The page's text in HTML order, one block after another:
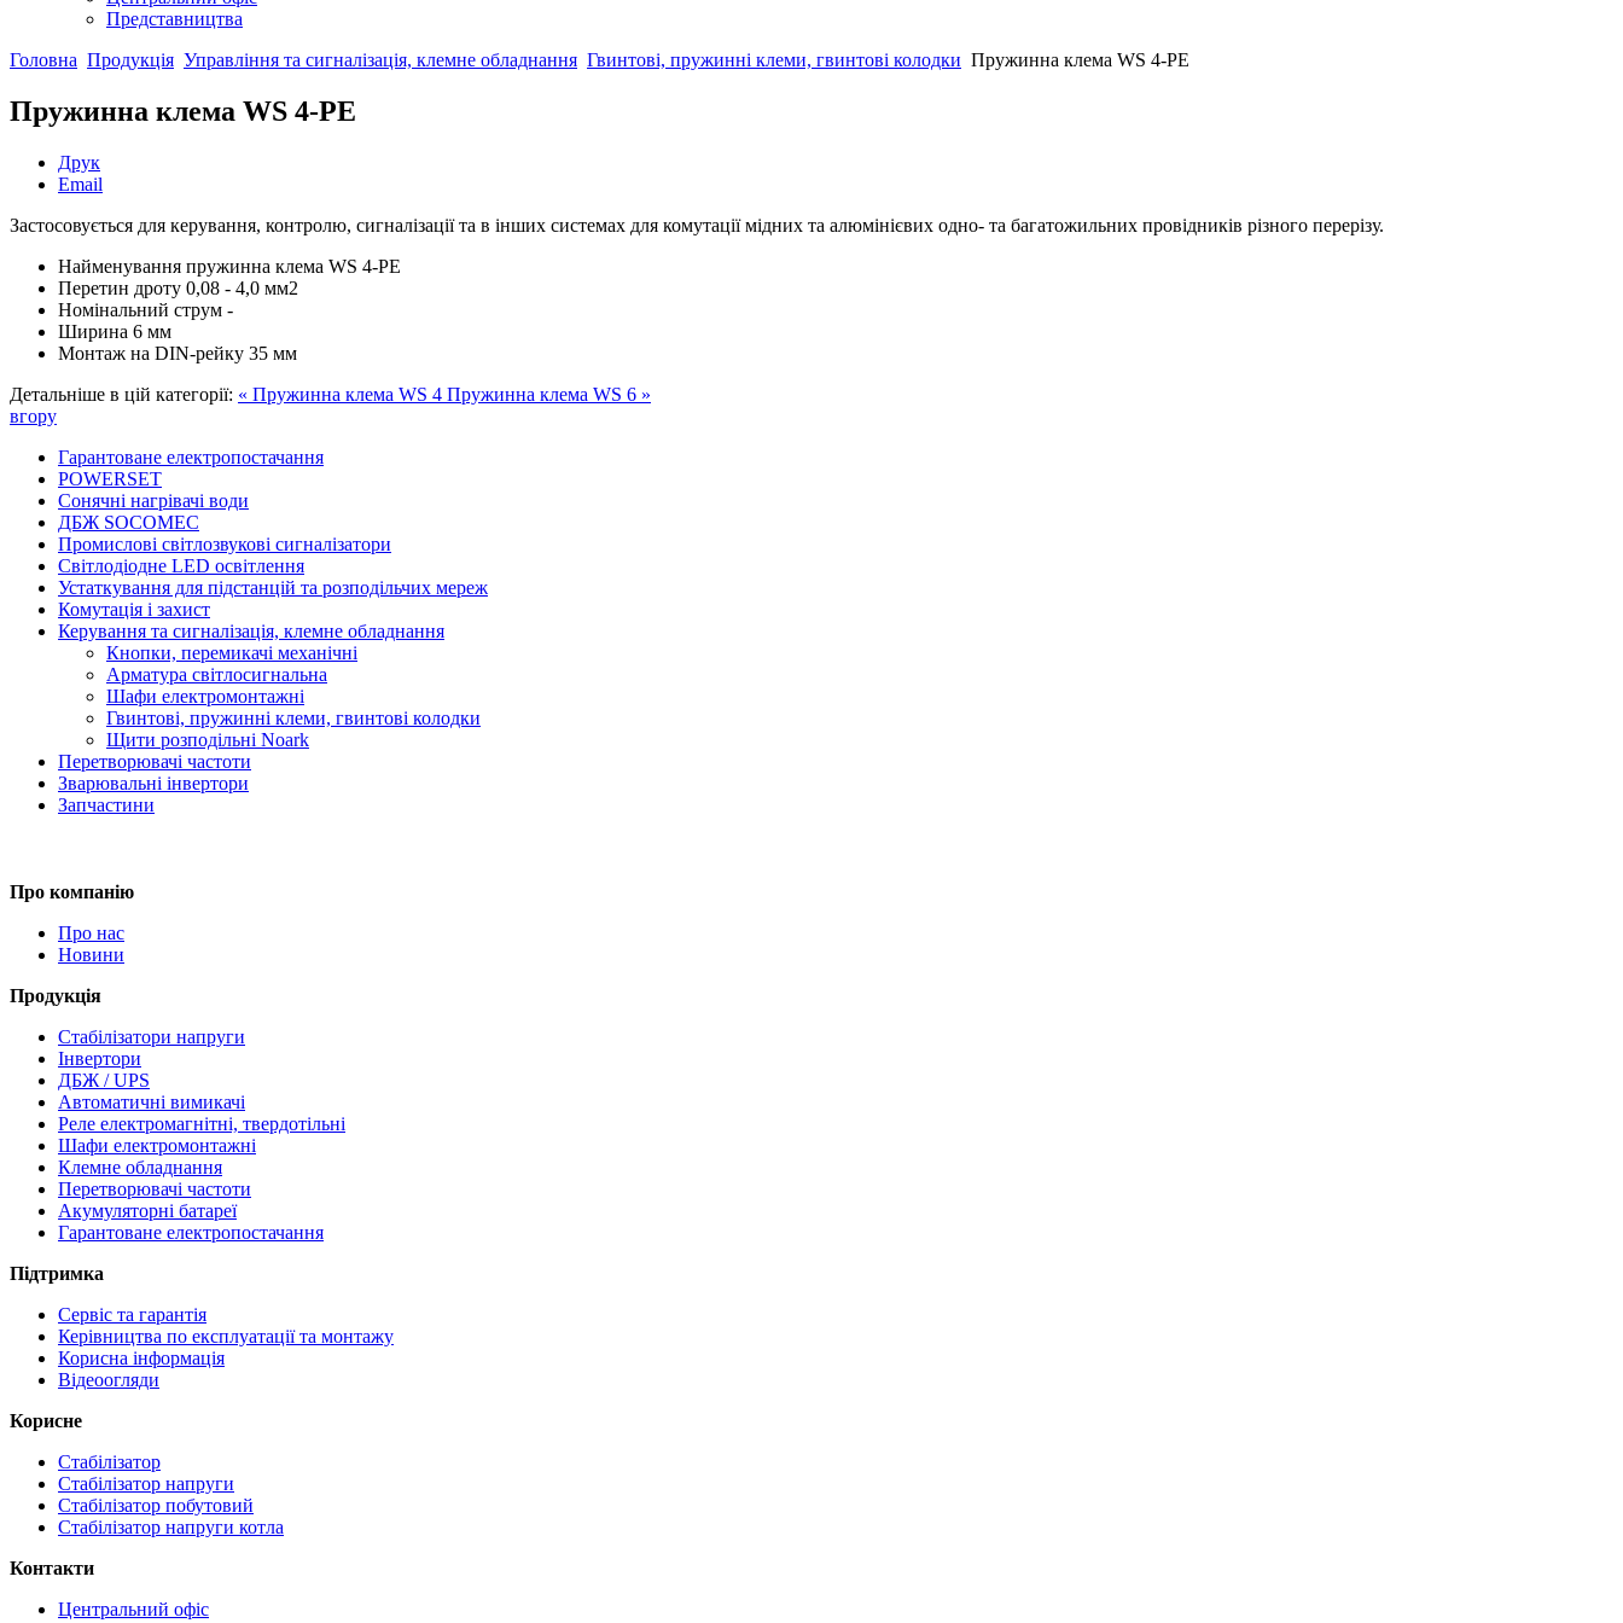
Представництва
Головна Продукція Управління та сигналізація, клемне обладнання Гвинтові, пружинні клеми, гвинтові колодки Пружинна клема WS 4-PE
Пружинна клема WS 4-PE
Друк
Email
Застосовується для керування, контролю, сигналізації та в інших системах для комутації мідних та алюмінієвих одно- та багатожильних провідників різного перерізу.
Найменування пружинна клема WS 4-PE
Перетин дроту 0,08 - 4,0 мм2
Номінальний струм -
Ширина 6 мм
Монтаж на DIN-рейку 35 мм
Детальніше в цій категорії: « Пружинна клема WS 4 Пружинна клема WS 6 »
вгору
Гарантоване електропостачання
POWERSET
Сонячні нагрівачі води
ДБЖ SOCOMEC
Промислові світлозвукові сигналізатори
Світлодіодне LED освітлення
Устаткування для підстанцій та розподільчих мереж
Комутація і захист
Керування та сигналізація, клемне обладнання
Кнопки, перемикачі механічні
Арматура світлосигнальна
Шафи електромонтажні
Гвинтові, пружинні клеми, гвинтові колодки
Щити розподільні Noark
Перетворювачі частоти
Зварювальні інвертори
Запчастини
Про компанію
Про нас
Новини
Продукція
Стабілізатори напруги
Інвертори
ДБЖ / UPS
Автоматичні вимикачі
Реле електромагнітні, твердотільні
Шафи електромонтажні
Клемне обладнання
Перетворювачі частоти
Акумуляторні батареї
Гарантоване електропостачання
Підтримка
Сервіс та гарантія
Керівництва по експлуатації та монтажу
Корисна інформація
Відеоогляди
Корисне
Стабілізатор
Стабілізатор напруги
Стабілізатор побутовий
Стабілізатор напруги котла
Контакти
Центральний офіс